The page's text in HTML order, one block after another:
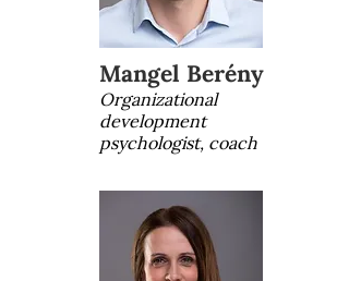
Mangel Berény
Organizational
development
psychologist, coach